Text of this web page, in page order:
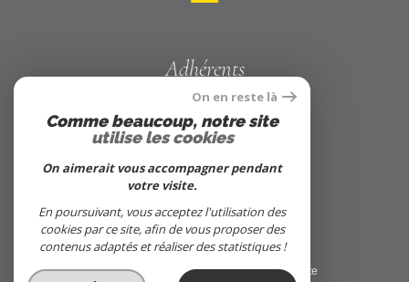
Adhérents
© 2022 Tous droits réservés
Traduction powered by Google Plan du site
On en reste là
Comme beaucoup, notre site
utilise les cookies
On aimerait vous accompagner pendant
votre visite.
En poursuivant, vous acceptez l'utilisation des
cookies par ce site, afin de vous proposer des
contenus adaptés et réaliser des statistiques !